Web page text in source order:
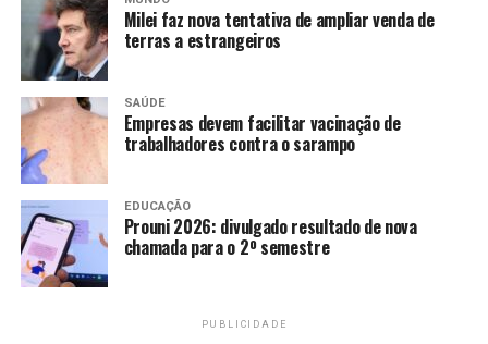
Amarildo Mota
Milei faz nova tentativa de ampliar venda de
terras a estrangeiros
SAÚDE
Empresas devem facilitar vacinação de
trabalhadores contra o sarampo
EDUCAÇÃO
Prouni 2026: divulgado resultado de nova
chamada para o 2º semestre
PUBLICIDADE